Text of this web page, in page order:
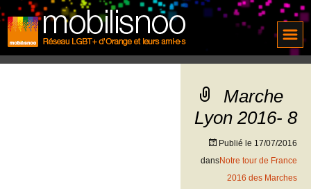
Marche
Lyon 2016- 8
Publié le 17/07/2016
dansNotre tour de France
2016 des Marches